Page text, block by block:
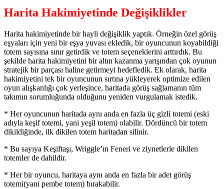
Harita Hakimiyetinde Değişiklikler
Harita hakimiyetinde bir hayli değişiklik yaptık. Örneğin özel görüş
eşyaları için yeni bir eşya yuvası ekledik, bir oyuncunun koyabildiği
totem sayısına sınır getirdik ve totem seçeneklerini arttırdık. Bu
şekilde harita hakimiyetini bir altın kazanma yarışından çok oyunun
stratejik bir parçası haline getirmeyi hedefledik. Ek olarak, harita
hakimiyetini tek bir oyuncunun sırtına yükleyerek optimize edilen
oyun alışkanlığı çok yerleşince, haritada görüş sağlamanın tüm
takımın sorumluğunda olduğunu yeniden vurgulamak istedik.
* Her oyuncunun haritada aynı anda en fazla üç gizli totemi (eski
adıyla keşif totemi, yani yeşil totem) olabilir. Dördüncü bir totem
dikildiğinde, ilk dikilen totem haritadan silinir.
* Bu sayıya Keşiftaşı, Wriggle’ın Feneri ve ziynetlerle dikilen
totemler de dahildir.
* Her bir oyuncu, haritaya aynı anda en fazla bir adet görüş
totemi(yani pembe totem) bırakabilir.